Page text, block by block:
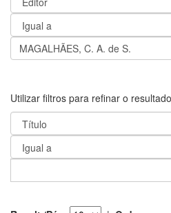
Utilizar filtros para refinar o